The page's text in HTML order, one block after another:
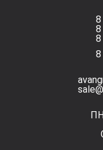
8
8
8
8